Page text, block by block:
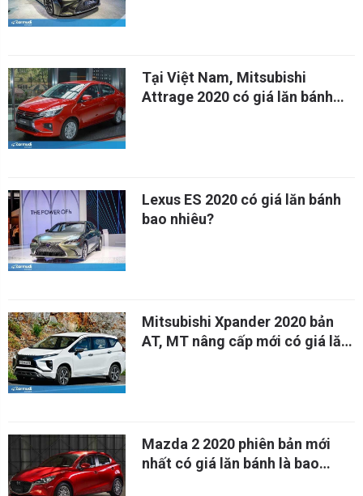
Tại Việt Nam, Mitsubishi
Attrage 2020 có giá lăn bánh
Lexus ES 2020 có giá lăn bánh
bao nhiêu?
Mitsubishi Xpander 2020 bản
AT, MT nâng cấp mới có giá lăn
Mazda 2 2020 phiên bản mới
nhất có giá lăn bánh là bao